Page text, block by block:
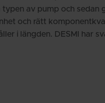
typen av pump och sedan
och rätt
i längden. DESMI har